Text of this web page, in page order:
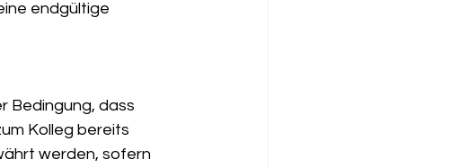
endgültige
Bedingung, dass
Kolleg bereits
werden, sofern